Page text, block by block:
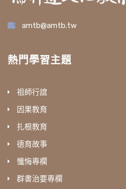
amtb@amtb.tw
熱門學習主題
祖師行誼
因果教育
扎根教育
德育故事
懺悔專欄
群書治要專欄